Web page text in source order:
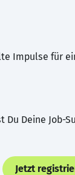
Impulse für
Du Deine Job-
Jetzt